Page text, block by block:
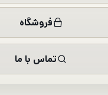
فروشگاه
تماس با ما